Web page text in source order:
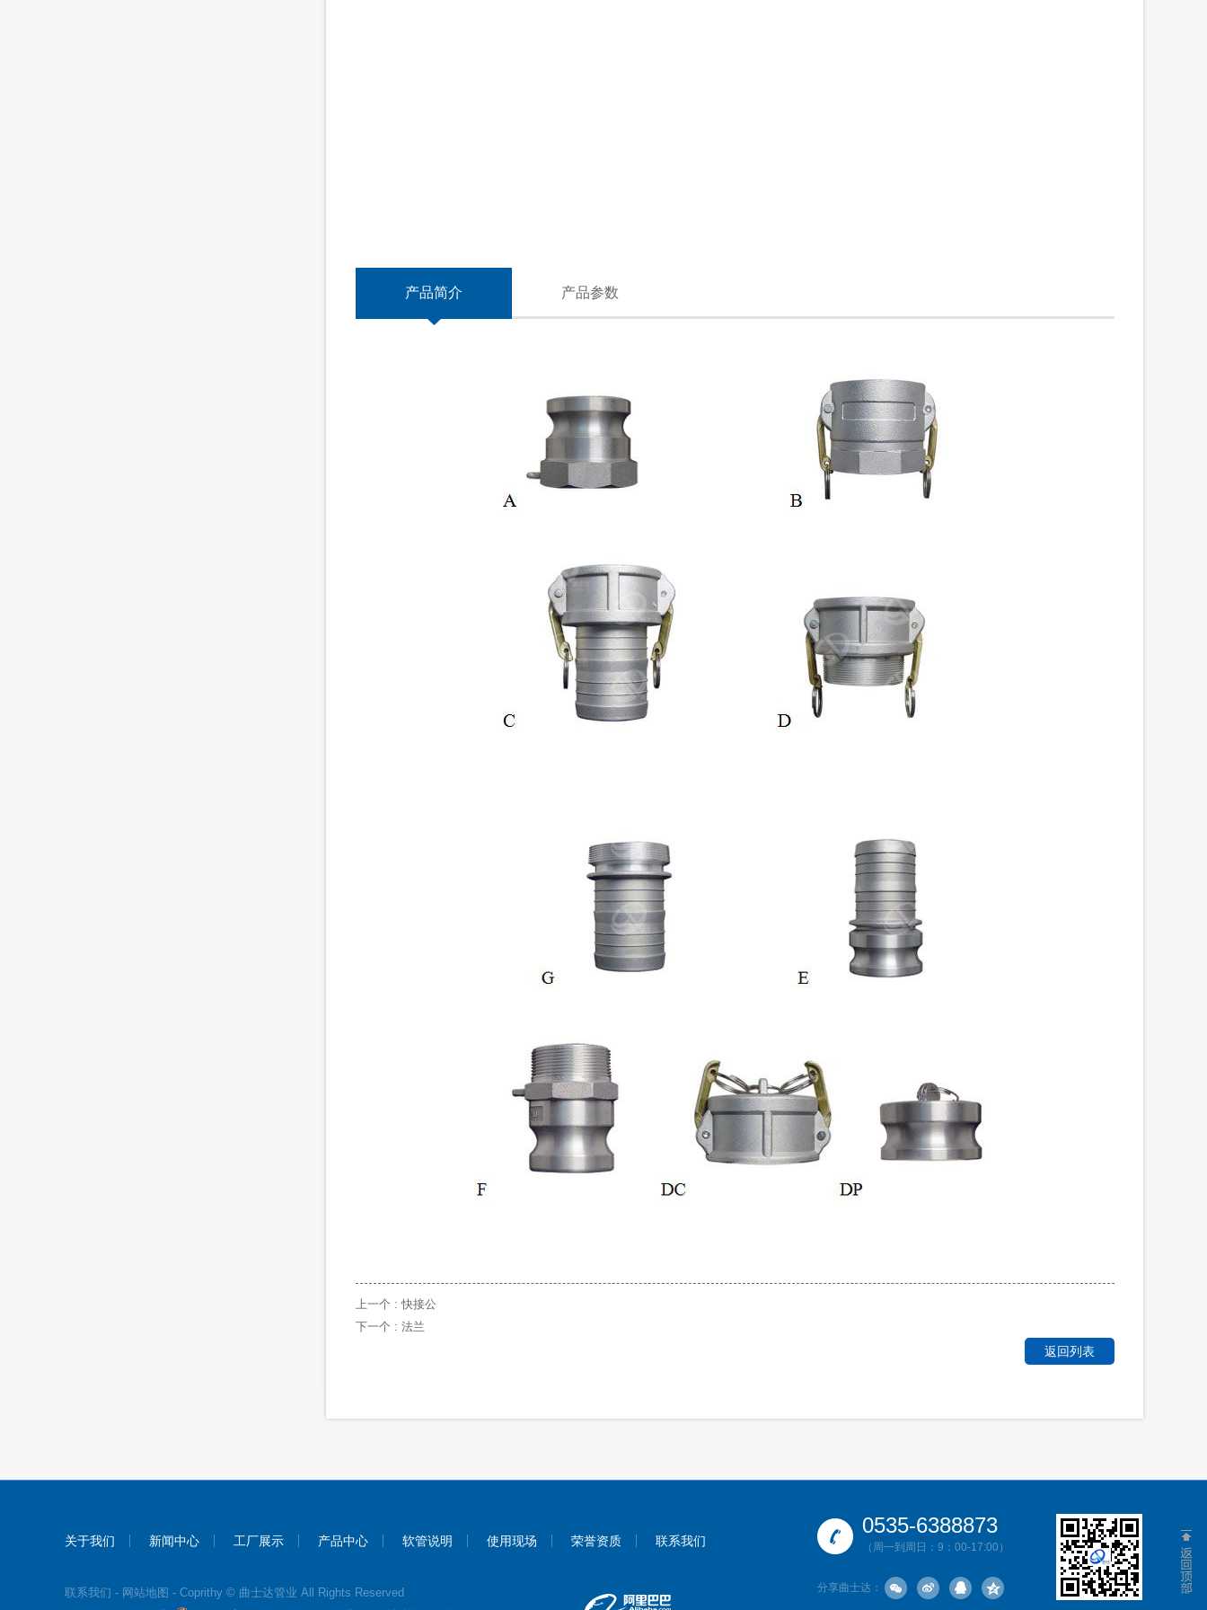
产品简介 产品参数
上一个 : 快接公
下一个 : 法兰
返回列表
关于我们 新闻中心 工厂展示 产品中心 软管说明 使用现场 荣誉资质 联系我们
联系我们 - 网站地图 - Coprithy © 曲士达管业 All Rights Reserved
0535-6388873
（周一到周日：9：00-17:00）
分享曲士达：